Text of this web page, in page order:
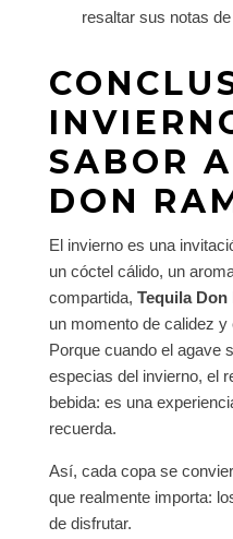
resaltar sus notas
SABOR
DON
El invierno es una
un cóctel cálido, un
compartida, Tequila Don
un momento de calidez y
Porque cuando el agave
especias del invierno, el
bebida: es una
recuerda.
Así, cada copa se
que realmente importa:
de disfrutar.